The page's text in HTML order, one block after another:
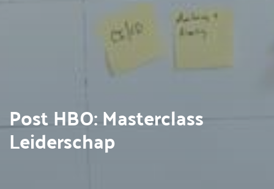
Post HBO: Masterclass
Leiderschap